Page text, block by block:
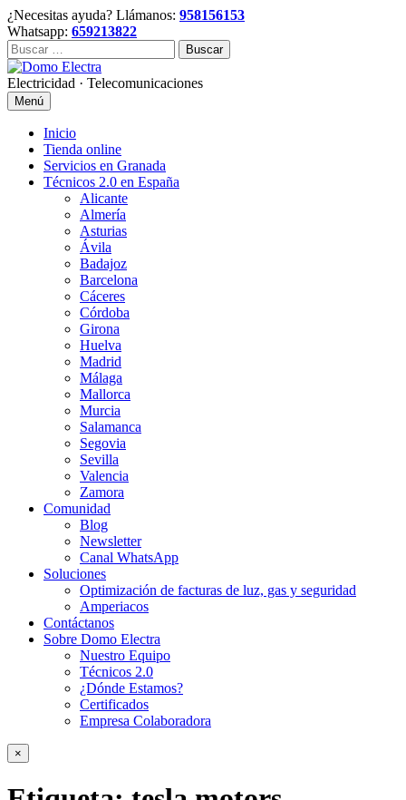
Skip
to
content
¿Necesitas ayuda? Llámanos: 958156153
Whatsapp: 659213822
Buscar:
Electricidad · Telecomunicaciones
Menú
Inicio
Tienda online
Servicios en Granada
Técnicos 2.0 en España
Alicante
Almería
Asturias
Ávila
Badajoz
Barcelona
Cáceres
Córdoba
Girona
Huelva
Madrid
Málaga
Mallorca
Murcia
Salamanca
Segovia
Sevilla
Valencia
Zamora
Comunidad
Blog
Newsletter
Canal WhatsApp
Soluciones
Optimización de facturas de luz, gas y seguridad
Amperiacos
Contáctanos
Sobre Domo Electra
Nuestro Equipo
Técnicos 2.0
¿Dónde Estamos?
Certificados
Empresa Colaboradora
×